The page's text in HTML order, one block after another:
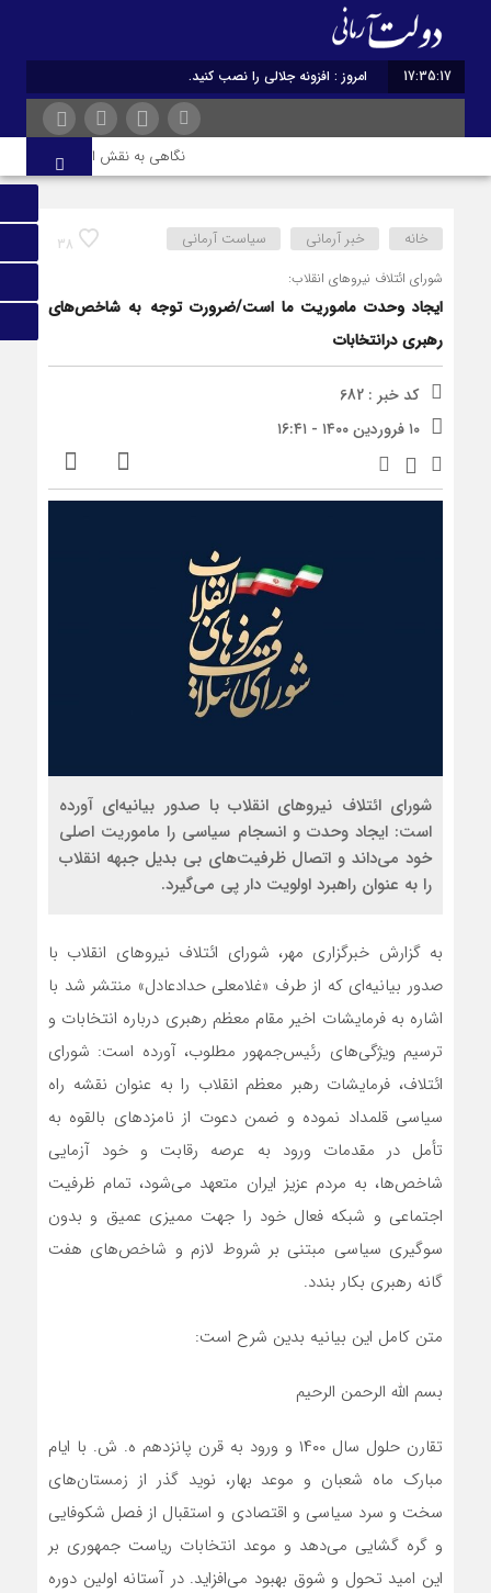
17:35:17 امروز : افزونه جلالی را نصب کنید.
نگاهی به نقش ادبیات ایران در
38 خانه خبر آرمانی سیاست آرمانی
شورای ائتلاف نیروهای انقلاب:
ایجاد وحدت ماموریت ما است/ضرورت توجه به شاخص‌های
رهبری درانتخابات
کد خبر : 682
۱۰ فروردین ۱۴۰۰ - ۱۶:۴۱
شورای ائتلاف نیروهای انقلاب با صدور بیانیه‌ای آورده
است: ایجاد وحدت و انسجام سیاسی را ماموریت اصلی
خود می‌داند و اتصال ظرفیت‌های بی بدیل جبهه انقلاب
را به عنوان راهبرد اولویت دار پی می‌گیرد.
به گزارش خبرگزاری مهر، شورای ائتلاف نیروهای انقلاب با
صدور بیانیه‌ای که از طرف «غلامعلی حدادعادل» منتشر شد با
اشاره به فرمایشات اخیر مقام معظم رهبری درباره انتخابات و
ترسیم ویژگی‌های رئیس‌جمهور مطلوب، آورده است: شورای
ائتلاف، فرمایشات رهبر معظم انقلاب را به عنوان نقشه راه
سیاسی قلمداد نموده و ضمن دعوت از نامزدهای بالقوه به
تأمل در مقدمات ورود به عرصه رقابت و خود آزمایی
شاخص‌ها، به مردم عزیز ایران متعهد می‌شود، تمام ظرفیت
اجتماعی و شبکه فعال خود را جهت ممیزی عمیق و بدون
سوگیری سیاسی مبتنی بر شروط لازم و شاخص‌های هفت
گانه رهبری بکار بندد.
متن کامل این بیانیه بدین شرح است:
بسم الله الرحمن الرحیم
تقارن حلول سال ۱۴۰۰ و ورود به قرن پانزدهم ه. ش. با ایام
مبارک ماه شعبان و موعد بهار، نوید گذر از زمستان‌های
سخت و سرد سیاسی و اقتصادی و استقبال از فصل شکوفایی
و گره گشایی می‌دهد و موعد انتخابات ریاست جمهوری بر
این امید تحول و شوق بهبود می‌افزاید. در آستانه اولین دوره